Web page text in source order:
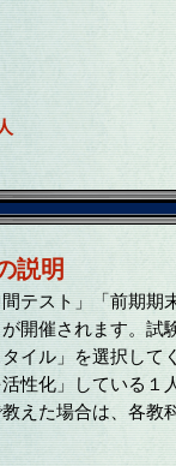
説明
テスト」「前期期
開催されます。試
イル」を選択して
化」している１
えた場合は、各教